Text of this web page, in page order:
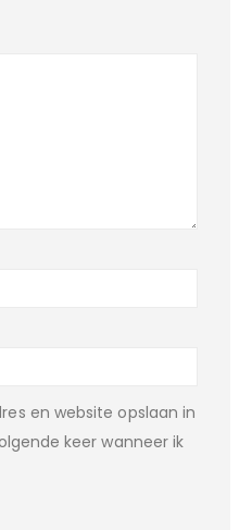
en website opslaan in
keer wanneer ik